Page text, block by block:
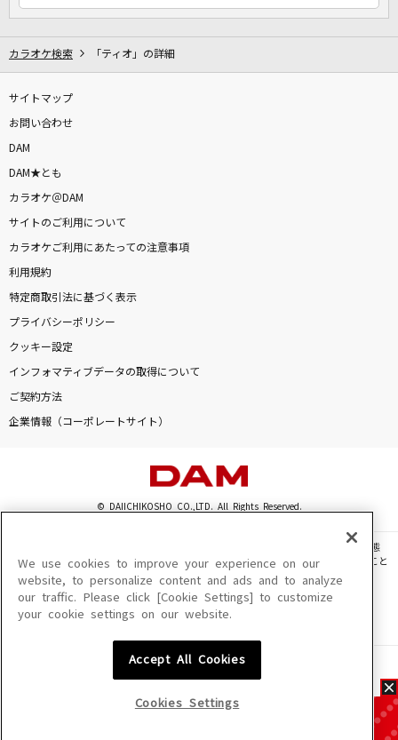
カラオケをもっと楽しもう！
カラオケ検索 「ティオ」の詳細
サイトマップ
お問い合わせ
DAM
DAM★とも
カラオケ＠DAM
サイトのご利用について
カラオケご利用にあたっての注意事項
利用規約
特定商取引法に基づく表示
プライバシーポリシー
クッキー設定
インフォマティブデータの取得について
ご契約方法
企業情報（コーポレートサイト）
© DAIICHIKOSHO CO.,LTD. All Rights Reserved.
このサイトに掲載されている一切の文章・画像・写真・動画・音声等を、手段や形態
を問わず、著作権法の定める範囲を超えて無断で複製、転載、ファイル化などすること
を禁じます。
楽曲及びコンテンツは、機種によりご利用いただけない場合があります。
楽曲及びコンテンツの配信日、配信内容が変更になる場合があります。
We use cookies to improve your experience on our
website, to personalize content and ads and to analyze
our traffic. Please click [Cookie Settings] to customize
your cookie settings on our website.
Accept All Cookies
Cookies Settings